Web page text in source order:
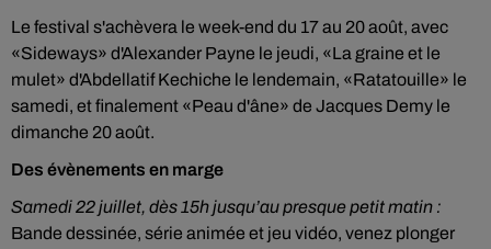
Le festival s'achèvera le week-end du 17 au 20 août, avec
«Sideways» d'Alexander Payne le jeudi, «La graine et le
mulet» d'Abdellatif Kechiche le lendemain, «Ratatouille» le
samedi, et finalement «Peau d'âne» de Jacques Demy le
dimanche 20 août.
Des évènements en marge
Samedi 22 juillet, dès 15h jusqu’au presque petit matin :
Bande dessinée, série animée et jeu vidéo, venez plonger